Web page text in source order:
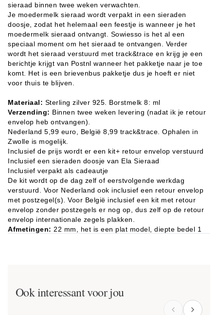
sieraad binnen twee weken verwachten.
Je moedermelk sieraad wordt verpakt in een sieraden
doosje, zodat het helemaal een feestje is wanneer je het
moedermelk sieraad ontvangt. Sowiesso is het al een
speciaal moment om het sieraad te ontvangen. Verder
wordt het sieraad verstuurd met track&trace en krijg je een
berichtje krijgt van Postnl wanneer het pakketje naar je toe
komt. Het is een brievenbus pakketje dus je hoeft er niet
voor thuis te blijven.
Materiaal: Sterling zilver 925. Borstmelk 8: ml
Verzending: Binnen twee weken levering (nadat ik je retour
envelop heb ontvangen).
Nederland 5,99 euro, België 8,99 track&trace. Ophalen in
Zwolle is mogelijk.
Inclusief de prijs wordt er een kit+ retour envelop verstuurd
Inclusief een sieraden doosje van Ela Sieraad
Inclusief verpakt als cadeautje
De kit wordt op de dag zelf of eerstvolgende werkdag
verstuurd. Voor Nederland ook inclusief een retour envelop
met postzegel(s). Voor België inclusief een kit met retour
envelop zonder postzegels er nog op, dus zelf op de retour
envelop internationale zegels plakken.
Afmetingen: 22 mm, het is een plat model, diepte bedel 1
Ook interessant voor jou